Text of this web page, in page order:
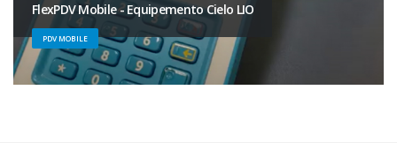
FlexPDV Mobile - Equipemento Cielo LIO
PDV MOBILE